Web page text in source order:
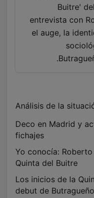
Buitre'
entrevista con
el auge, la
Análisis de la
Deco en Madrid y
fichajes
Yo conocía:
Quinta del Buitre
Los inicios de la
debut de Butragueño